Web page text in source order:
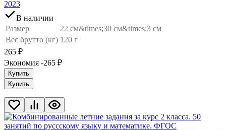
2023
В наличии
Размер
22 см&times;30 см&times;3 см
Вес брутто (кг) 120 г
265 ₽
Экономия -265 ₽
Купить
Купить